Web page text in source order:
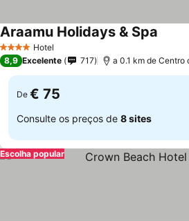
4 EstrelasHotel
Araamu Holidays & Spa
8,9 Excelente 717 a 0.1 km de Centro
De € 75
Consulte os preços de 8 sites
Escolha popular